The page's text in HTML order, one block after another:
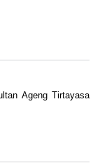
Ageng Tirtayasa